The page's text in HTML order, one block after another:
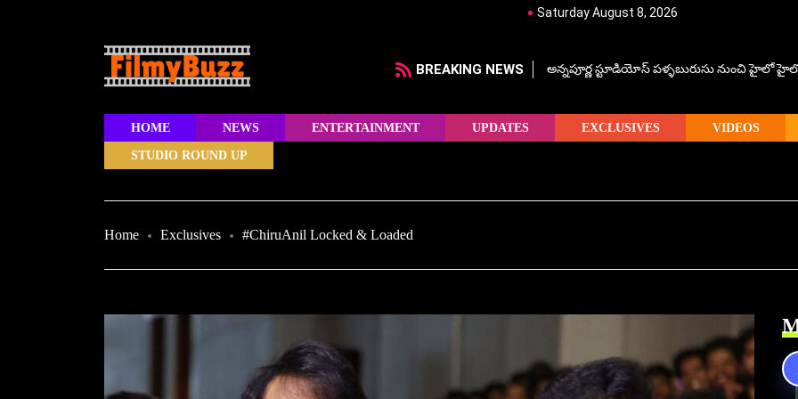
Saturday August 8, 2026
BREAKING NEWS అన్నపూర్ణ స్టూడియోస్ పళ్ళబురుసు నుంచి హైలో
HOME NEWS ENTERTAINMENT UPDATES EXCLUSIVES VIDEOS
STUDIO ROUND UP
Home Exclusives #ChiruAnil Locked & Loaded